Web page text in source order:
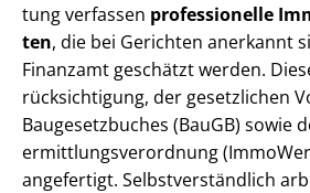
tung verfassen professionelle
ten, die bei Gerichten anerkannt
Finanzamt geschätzt werden.
rück­sich­ti­gung, der gesetzlichen
Baugesetzbuches (BauGB)
ermitt­lungs­ver­ord­nung
angefertigt. Selbst­ver­ständ­lich